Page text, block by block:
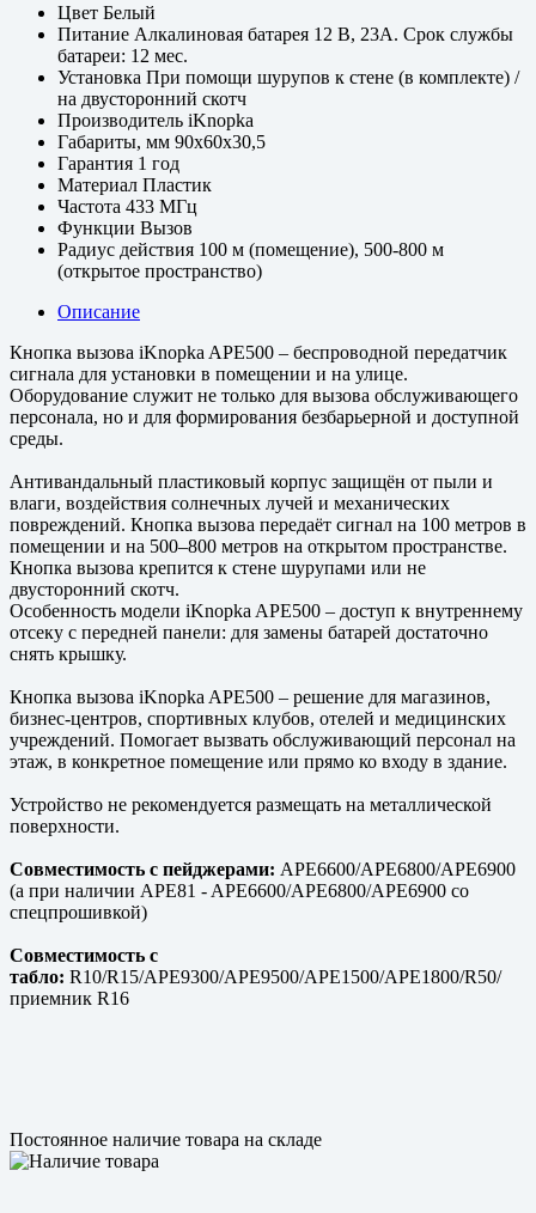
Цвет Белый
Питание Алкалиновая батарея 12 В, 23A. Срок службы
батареи: 12 мес.
Установка При помощи шурупов к стене (в комплекте) /
на двусторонний скотч
Производитель iKnopka
Габариты, мм 90x60x30,5
Гарантия 1 год
Материал Пластик
Частота 433 МГц
Функции Вызов
Радиус действия 100 м (помещение), 500-800 м
(открытое пространство)
Описание
Кнопка вызова iKnopka APE500 – беспроводной передатчик
сигнала для установки в помещении и на улице.
Оборудование служит не только для вызова обслуживающего
персонала, но и для формирования безбарьерной и доступной
среды.
Антивандальный пластиковый корпус защищён от пыли и
влаги, воздействия солнечных лучей и механических
повреждений. Кнопка вызова передаёт сигнал на 100 метров в
помещении и на 500–800 метров на открытом пространстве.
Кнопка вызова крепится к стене шурупами или не
двусторонний скотч.
Особенность модели iKnopka APE500 – доступ к внутреннему
отсеку с передней панели: для замены батарей достаточно
снять крышку.
Кнопка вызова iKnopka APE500 – решение для магазинов,
бизнес-центров, спортивных клубов, отелей и медицинских
учреждений. Помогает вызвать обслуживающий персонал на
этаж, в конкретное помещение или прямо ко входу в здание.
Устройство не рекомендуется размещать на металлической
поверхности.
Совместимость с пейджерами: APE6600/APE6800/APE6900
(а при наличии APE81 - APE6600/APE6800/APE6900 со
спецпрошивкой)
Совместимость с
табло: R10/R15/APE9300/APE9500/APE1500/APE1800/R50/
приемник R16
Постоянное наличие товара на складе